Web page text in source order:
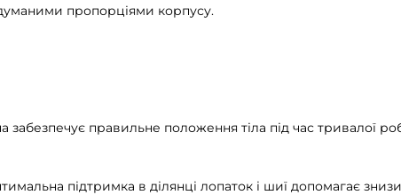
пропорціями корпусу.
правильне положення тіла під час тривалої
підтримка в ділянці лопаток і шиї допомагає